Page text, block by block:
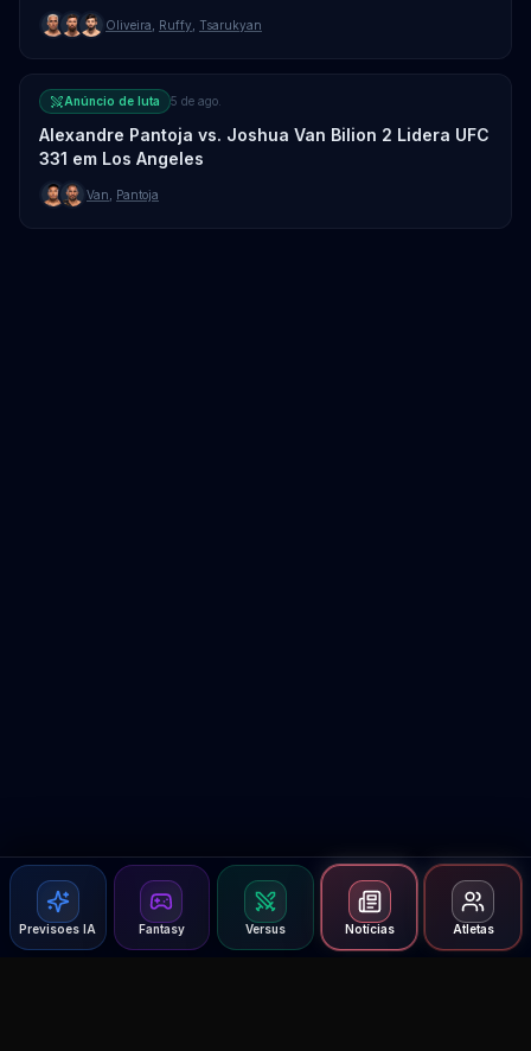
Previsoes IA Fantasy Versus Notícias Atletas
Oliveira Ruffy Tsarukyan
Anúncio de luta 5 de ago.
Alexandre Pantoja vs. Joshua Van Bilion 2 Lidera UFC
331 em Los Angeles
Van Pantoja